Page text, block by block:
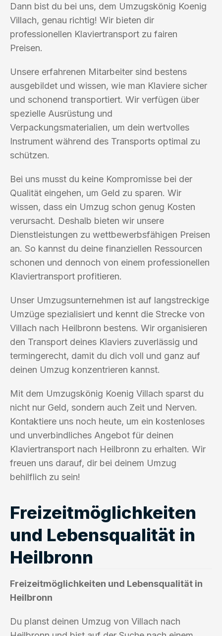
Dann bist du bei uns, dem Umzugskönig Koenig
Villach, genau richtig! Wir bieten dir
professionellen Klaviertransport zu fairen
Preisen.
Unsere erfahrenen Mitarbeiter sind bestens
ausgebildet und wissen, wie man Klaviere sicher
und schonend transportiert. Wir verfügen über
spezielle Ausrüstung und
Verpackungsmaterialien, um dein wertvolles
Instrument während des Transports optimal zu
schützen.
Bei uns musst du keine Kompromisse bei der
Qualität eingehen, um Geld zu sparen. Wir
wissen, dass ein Umzug schon genug Kosten
verursacht. Deshalb bieten wir unsere
Dienstleistungen zu wettbewerbsfähigen Preisen
an. So kannst du deine finanziellen Ressourcen
schonen und dennoch von einem professionellen
Klaviertransport profitieren.
Unser Umzugsunternehmen ist auf langstreckige
Umzüge spezialisiert und kennt die Strecke von
Villach nach Heilbronn bestens. Wir organisieren
den Transport deines Klaviers zuverlässig und
termingerecht, damit du dich voll und ganz auf
deinen Umzug konzentrieren kannst.
Mit dem Umzugskönig Koenig Villach sparst du
nicht nur Geld, sondern auch Zeit und Nerven.
Kontaktiere uns noch heute, um ein kostenloses
und unverbindliches Angebot für deinen
Klaviertransport nach Heilbronn zu erhalten. Wir
freuen uns darauf, dir bei deinem Umzug
behilflich zu sein!
Freizeitmöglichkeiten
und Lebensqualität in
Heilbronn
Freizeitmöglichkeiten und Lebensqualität in
Heilbronn
Du planst deinen Umzug von Villach nach